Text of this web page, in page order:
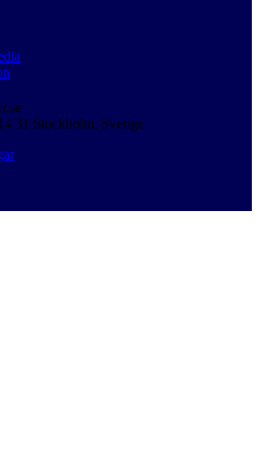
31 Stockholm, Sverige